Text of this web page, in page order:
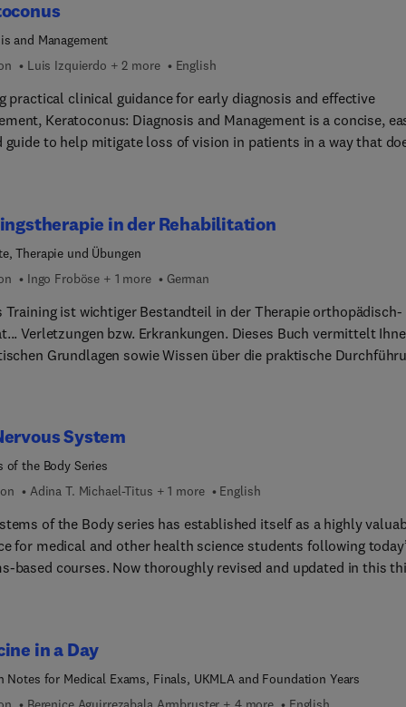
from clinical experts in a clear, precise format, with
writing, current references, and extensive use of illustrations to
definitive guidance for emergency conditions. With coverage
of virtually every emergency condition, from highly complex
common, this award-winning, two-volume reference
choice for reliable, up-to-date information across the entire
and Management
Luis Izquierdo + 2 more English
practical clinical guidance for early diagnosis and effective
Keratoconus: Diagnosis and Management is a concise,
guide to help mitigate loss of vision in patients in a way that
and specialists, general ophthalmologists, residents, and
in der Rehabilitation
Therapie und Übungen
Ingo Froböse + 1 more German
Training ist wichtiger Bestandteil in der Therapie orthopädisch-
Verletzungen bzw. Erkrankungen. Dieses Buch vermittelt
Grundlagen sowie Wissen über die praktische
Muskeltraining, aber auch Gangschulung, Training
u.a. Befunderhebung und Testverfahren die Grundlagen der
ausführliche Rahmentrainingsprogr... mit zahlreichen
ein großes Spektrum funktionaler Übungen für
Fotos Online verfügbar: Hintergrundinformati... zu
Erkrankungen. Das Buch eignet sich für: Studierende
Physiotherapeut*inne... in Ausbildung und
System
of the Body Series
Adina T. Michael-Titus + 1 more English
of the Body series has established itself as a highly
for medical and other health science students following
based courses. Now thoroughly revised and updated in this
view of each major body system that can be hard to find in
arranged textbooks or other resources. Multiple case
key principles to current practice, with links to clinical skills,
and therapeutics made clear throughout.Each
in a Day
Notes for Medical Exams, Finals, UKMLA and Foundation Years